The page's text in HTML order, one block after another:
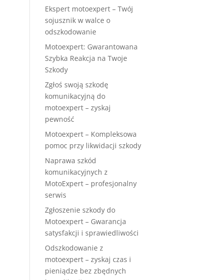
Ekspert motoexpert – Twój
sojusznik w walce o
odszkodowanie
Motoexpert: Gwarantowana
Szybka Reakcja na Twoje
Szkody
Zgłoś swoją szkodę
komunikacyjną do
motoexpert – zyskaj
pewność
Motoexpert – Kompleksowa
pomoc przy likwidacji szkody
Naprawa szkód
komunikacyjnych z
MotoExpert – profesjonalny
serwis
Zgłoszenie szkody do
Motoexpert – Gwarancja
satysfakcji i sprawiedliwości
Odszkodowanie z
motoexpert – zyskaj czas i
pieniądze bez zbędnych